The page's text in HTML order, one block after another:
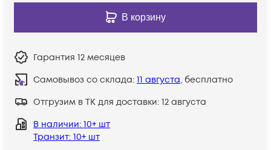
В корзину
Гарантия 12 месяцев
Самовывоз со склада: 11 августа, бесплатно
Отгрузим в ТК для доставки: 12 августа
В наличии: 10+ шт
Транзит: 10+ шт